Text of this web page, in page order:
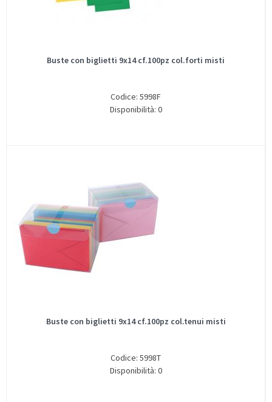
Buste con biglietti 9x14 cf.100pz col.forti misti
Codice: 5998F
Disponibilità: 0
Buste con biglietti 9x14 cf.100pz col.tenui misti
Codice: 5998T
Disponibilità: 0